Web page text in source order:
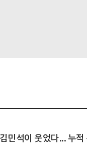
민석이 웃었다... 누적